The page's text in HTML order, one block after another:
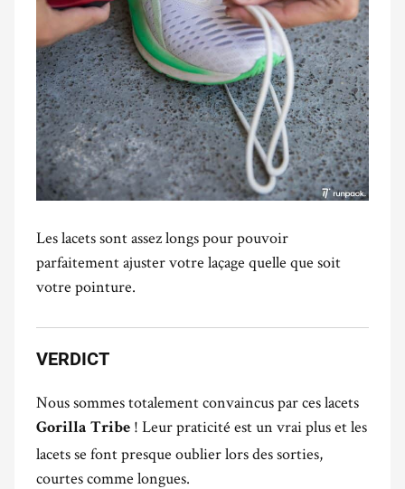
Les lacets sont assez longs pour pouvoir
parfaitement ajuster votre laçage quelle que soit
votre pointure.
VERDICT
Nous sommes totalement convaincus par ces lacets
Gorilla Tribe ! Leur praticité est un vrai plus et les
lacets se font presque oublier lors des sorties,
courtes comme longues.